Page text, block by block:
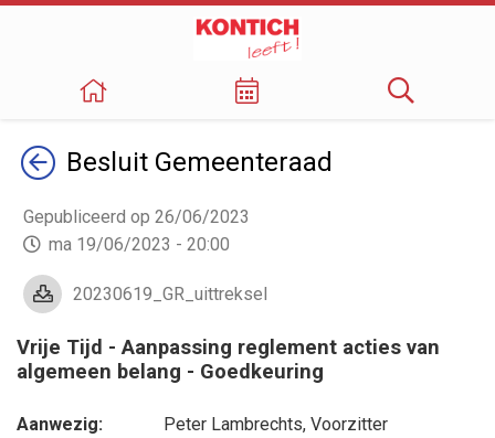
TerugBesluit Gemeenteraad
Gepubliceerd op 26/06/2023
ma 19/06/2023 - 20:00
20230619_GR_uittreksel
Vrije Tijd - Aanpassing reglement acties van
algemeen belang - Goedkeuring
Aanwezig: Peter Lambrechts, Voorzitter